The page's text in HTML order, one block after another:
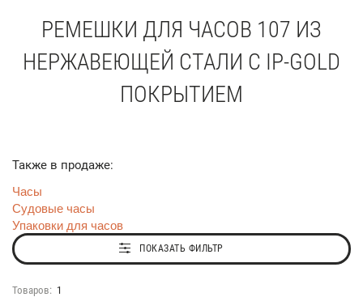
РЕМЕШКИ ДЛЯ ЧАСОВ 107 ИЗ
НЕРЖАВЕЮЩЕЙ СТАЛИ С IP-GOLD
ПОКРЫТИЕМ
Также в продаже:
Часы
Судовые часы
Упаковки для часов
ПОКАЗАТЬ ФИЛЬТР
Товаров: 1